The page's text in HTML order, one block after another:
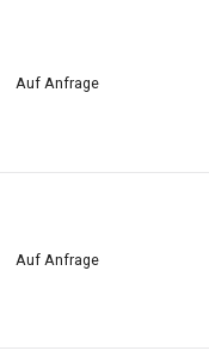
Auf Anfrage
Auf Anfrage